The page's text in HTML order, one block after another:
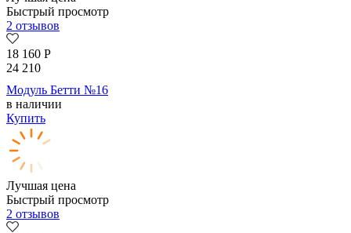
Быстрый просмотр
2 отзывов
18 160 Р
24 210
Модуль Бетти №16
в наличии
Купить
Лучшая цена
Быстрый просмотр
2 отзывов